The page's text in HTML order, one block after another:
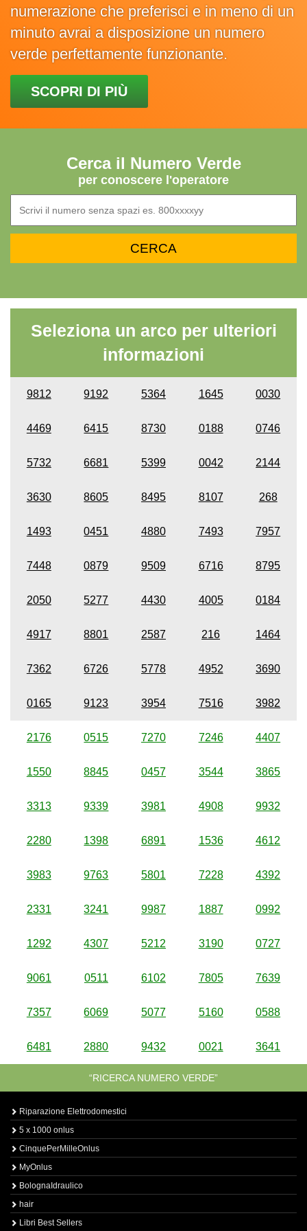
numerazione che preferisci e in meno di un
minuto avrai a disposizione un numero
verde perfettamente funzionante.
SCOPRI DI PIÙ
Cerca il Numero Verde
per conoscere l'operatore
Seleziona un arco per ulteriori
informazioni
9812 9192 5364 1645 0030
4469 6415 8730 0188 0746
5732 6681 5399 0042 2144
3630 8605 8495 8107 268
1493 0451 4880 7493 7957
7448 0879 9509 6716 8795
2050 5277 4430 4005 0184
4917 8801 2587 216 1464
7362 6726 5778 4952 3690
0165 9123 3954 7516 3982
2176 0515 7270 7246 4407
1550 8845 0457 3544 3865
3313 9339 3981 4908 9932
2280 1398 6891 1536 4612
3983 9763 5801 7228 4392
2331 3241 9987 1887 0992
1292 4307 5212 3190 0727
9061 0511 6102 7805 7639
7357 6069 5077 5160 0588
6481 2880 9432 0021 3641
“RICERCA NUMERO VERDE”
Riparazione Elettrodomestici
5 x 1000 onlus
CinquePerMilleOnlus
MyOnlus
BolognaIdraulico
hair
Libri Best Sellers